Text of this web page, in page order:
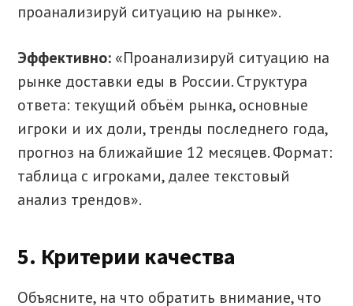
проанализируй ситуацию на рынке».
Эффективно: «Проанализируй ситуацию на
рынке доставки еды в России. Структура
ответа: текущий объём рынка, основные
игроки и их доли, тренды последнего года,
прогноз на ближайшие 12 месяцев. Формат:
таблица с игроками, далее текстовый
анализ трендов».
5. Критерии качества
Объясните, на что обратить внимание, что